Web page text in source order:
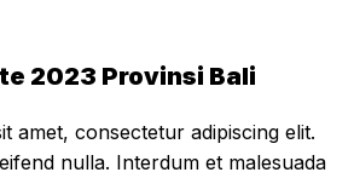
2023 Provinsi Bali
amet, consectetur adipiscing elit.
nulla. Interdum et malesuada